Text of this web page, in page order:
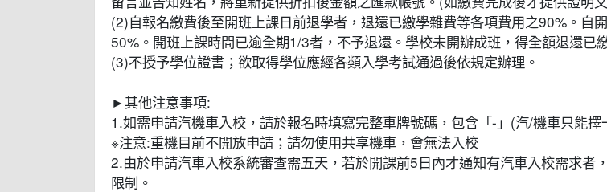
(2)自報名繳費後至開班上課日前退學者，退還已繳學雜費等各項費用之90%。自
50%。開班上課時間已逾全期1/3者，不予退還。學校未開辦成班，得全額退還已
(3)不授予學位證書；欲取得學位應經各類入學考試通過後依規定辦理。
►其他注意事項:
1.如需申請汽機車入校，請於報名時填寫完整車牌號碼，包含「-」(汽/機車只能擇
※注意:重機目前不開放申請；請勿使用共享機車，會無法入校
2.由於申請汽車入校系統審查需五天，若於開課前5日內才通知有汽車入校需求
限制。